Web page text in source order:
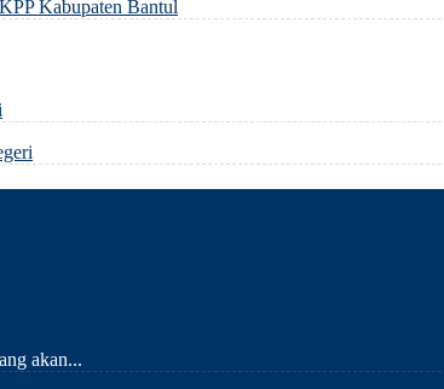
Kabupaten Bantul
akan...